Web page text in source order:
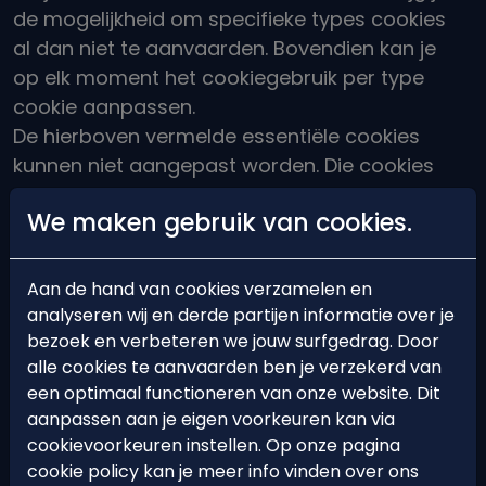
de mogelijkheid om specifieke types cookies
al dan niet te aanvaarden. Bovendien kan je
op elk moment het cookiegebruik per type
cookie aanpassen.
De hierboven vermelde essentiële cookies
kunnen niet aangepast worden. Die cookies
zijn immers nodig om de site te laten werken.
De gegevens die we eventueel via deze
cookies verzamelen, zijn altijd anoniem. Op die
manier zal identificatie dus nooit mogelijk zijn.
VIA DE BROWSER
In de meeste populaire browsers zoals
Chrome, Firefox, Internet Explorer, Edgeen
Safari kan u in de instellingen bepalen welke
cookies u op uw computer of toestel wil
We maken gebruik van cookies.
Aan de hand van cookies verzamelen en
analyseren wij en derde partijen informatie over je
bezoek en verbeteren we jouw surfgedrag. Door
alle cookies te aanvaarden ben je verzekerd van
een optimaal functioneren van onze website. Dit
aanpassen aan je eigen voorkeuren kan via
cookievoorkeuren instellen. Op onze pagina
cookie policy kan je meer info vinden over ons